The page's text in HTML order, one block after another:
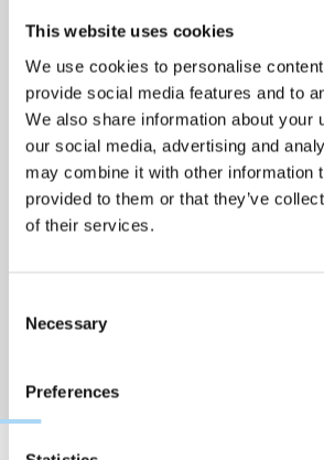
This website uses cookies
We use cookies to personalise
provide social media features and to
We also share information about your
our social media, advertising and
may combine it with other information
provided to them or that they’ve
of their services.
Selection
Necessary
Preferences
https://cdn.realsociedad.eus/
c8f7-4b75-9eb4-